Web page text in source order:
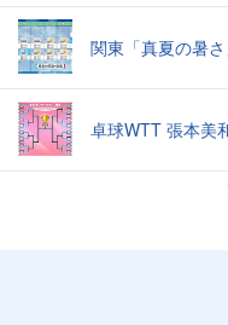
関東「真夏の暑
卓球WTT 張本美